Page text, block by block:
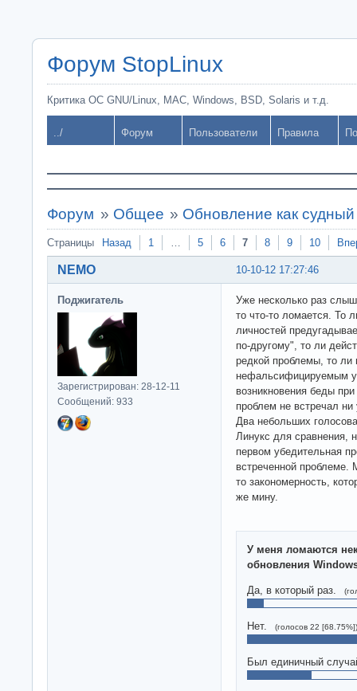
Форум StopLinux
Критика ОС GNU/Linux, MAC, Windows, BSD, Solaris и т.д.
../ Форум Пользователи Правила
Форум » Общее » Обновление как
Страницы Назад 1 … 5 6 7 8 9 10
10-10-12 17:27:46
NEMO
Поджигатель
Зарегистрирован: 28-12-11
Сообщений: 933
Уже несколько раз
то что-то ломается. То
личностей
по-другому", то ли
редкой проблемы, то ли
нефальсифицируемым
возникновения беды
проблем не встречал
Два небольших
Линукс для сравнения,
первом убедительная
встреченной проблеме.
то закономерность,
же мину.
У меня ломаются
обновления
Да, в который раз.
Нет. (голосов 22 [68.75%])
Был единичный